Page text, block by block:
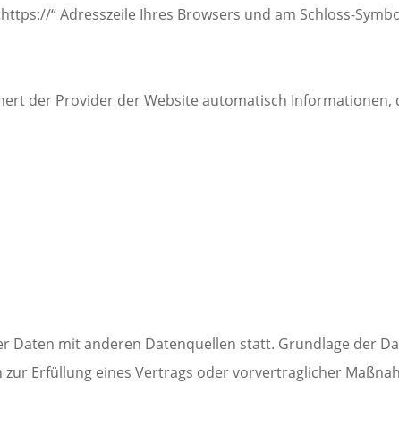
“ Adresszeile Ihres Browsers und am Schloss-
der Provider der Website automatisch
Daten mit anderen Datenquellen statt. Grundlage der
zur Erfüllung eines Vertrags oder vorvertraglicher